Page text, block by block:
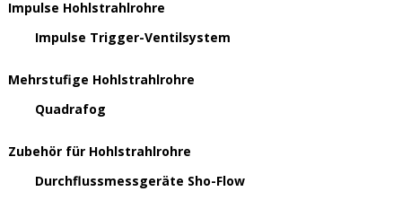
Impulse Hohlstrahlrohre
Impulse Trigger-Ventilsystem
Mehrstufige Hohlstrahlrohre
Quadrafog
Zubehör für Hohlstrahlrohre
Durchflussmessgeräte Sho-Flow